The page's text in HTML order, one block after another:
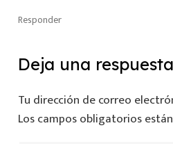
Responder
Deja una respuesta
Tu dirección de correo
Los campos obligatorios